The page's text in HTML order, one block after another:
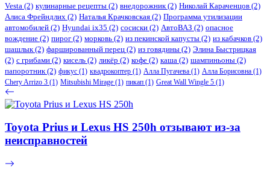
Vesta (2) кулинарные рецепты (2) внедорожник (2) Николай Караченцов (2)
Алиса Фрейндлих (2) Наталья Крачковская (2) Программа утилизации
автомобилей (2) ​Hyundai ix35 (2) сосиски (2) АвтоВАЗ (2) опасное
вождение (2) пирог (2) морковь (2) из пекинской капусты (2) из кабачков (2)
шашлык (2) фаршированный перец (2) из говядины (2) Элина Быстрицкая
(2) с грибами (2) кисель (2) ликёр (2) кофе (2) каша (2) шампиньоны (2)
папоротник (2) фикус (1) квадрокоптер (1) Алла Пугачева (1) Алла Борисовна (1)
Chery Arrizo 3 (1) Mitsubishi Mirage (1) пикап (1) Great Wall Wingle 5 (1)
Toyota Prius и Lexus HS 250h отзывают из-за
неисправностей